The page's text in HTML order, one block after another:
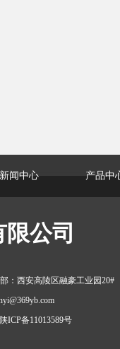
新闻中心 产品中
公司
：西安高陵区融豪工业园20#
ICP备11013589号